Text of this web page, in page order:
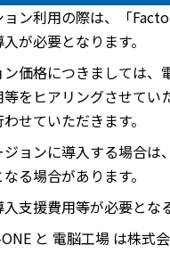
ン利用の際は、「
が必要となります。
ン価格につきましては、
をヒアリングさせてい
せていただきます。
ョンに導入する場合は
る場合があります。
支援費用等が必要とな
と 電脳工場 は株式